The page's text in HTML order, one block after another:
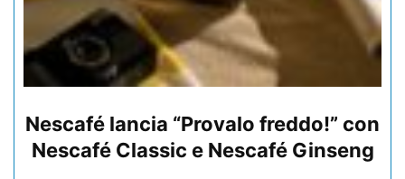
Nescafé lancia “Provalo freddo!” con
Nescafé Classic e Nescafé Ginseng